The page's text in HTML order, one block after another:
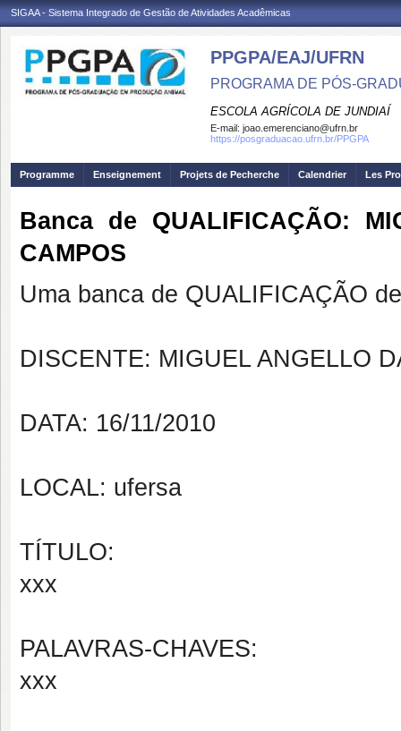
SIGAA - Sistema Integrado de Gestão de Atividades Acadêmicas
PPGPA/EAJ/UFRN
PROGRAMA DE PÓS-
ESCOLA AGRÍCOLA DE JUNDIAÍ
E-mail: joao.emerenciano@ufrn.br
https://posgraduacao.ufrn.br/PPGPA
Programme Enseignement Projets de Pecherche Calendrier Les
Banca de QUALIFICAÇÃO:
CAMPOS
Uma banca de QUALIFICAÇÃO
DISCENTE: MIGUEL ANGELLO
DATA: 16/11/2010
LOCAL: ufersa
TÍTULO:
xxx
PALAVRAS-CHAVES:
xxx